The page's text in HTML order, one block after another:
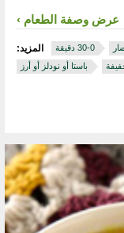
عرض وصفة الطعام
المزيد:
باستا أو نودلز أو أرز